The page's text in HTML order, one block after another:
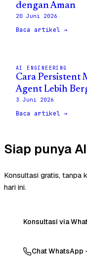
dengan Aman
20 Juni 2026
Baca artikel →
AI ENGINEERING
Cara Persistent
Agent Lebih
3 Juni 2026
Baca artikel →
Siap punya
Konsultasi gratis, tanpa
hari ini.
Konsultasi via
Chat